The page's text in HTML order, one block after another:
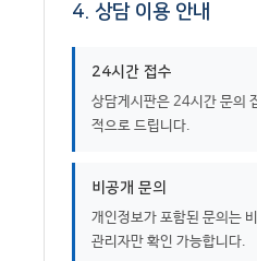
4. 상담 이용 안내
24시간 접수
상담게시판은 24시간 문의
적으로 드립니다.
비공개 문의
개인정보가 포함된 문의는
관리자만 확인 가능합니다.